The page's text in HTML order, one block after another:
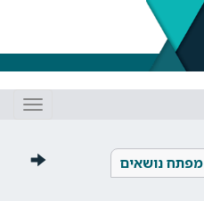
מפתח נושאים